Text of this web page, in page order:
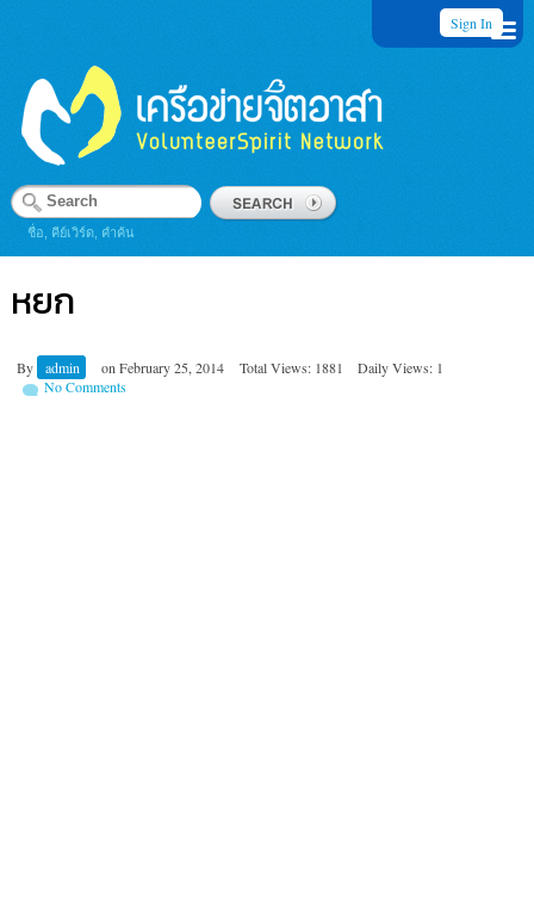
Sign In
ชื่อ, คีย์เวิร์ด, คำค้น
หยก
By admin on February 25, 2014 Total Views: 1881
Daily Views: 1
No Comments